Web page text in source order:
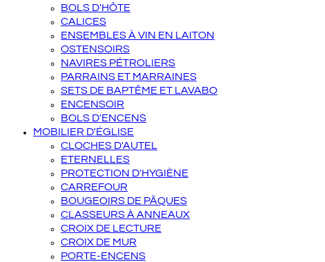
BOLS D'HÔTE
CALICES
ENSEMBLES À VIN EN LAITON
OSTENSOIRS
NAVIRES PÉTROLIERS
PARRAINS ET MARRAINES
SETS DE BAPTÊME ET LAVABO
ENCENSOIR
BOLS D'ENCENS
MOBILIER D'ÉGLISE
CLOCHES D'AUTEL
ETERNELLES
PROTECTION D'HYGIÈNE
CARREFOUR
BOUGEOIRS DE PÂQUES
CLASSEURS À ANNEAUX
CROIX DE LECTURE
CROIX DE MUR
PORTE-ENCENS